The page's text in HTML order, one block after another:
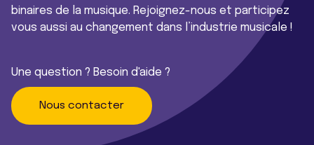
binaires de la musique. Rejoignez-nous et participez
vous aussi au changement dans l’industrie musicale !
Une question ? Besoin d'aide ?
Nous contacter